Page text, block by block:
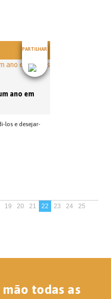
PARTILHAR
ano em
los e desejar-
19 20 21 22 23 24
25
todas as